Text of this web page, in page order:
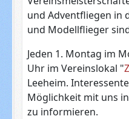
und Adventfliegen in
und Modellflieger
Jeden 1. Montag im
Uhr im Vereinslokal "
Leeheim.
Möglichkeit mit uns
zu informieren.